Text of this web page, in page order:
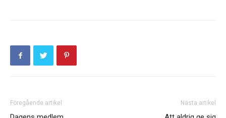
Föregående artikel Nästa artikel